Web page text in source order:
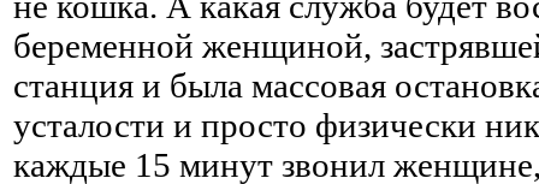
беременной женщиной,
станция и была массовая
усталости и просто физически
каждые 15 минут звонил